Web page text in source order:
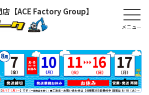
【ACE Factory Group】